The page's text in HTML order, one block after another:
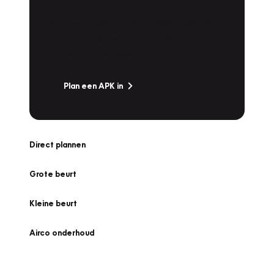
Plan een APK in
Direct plannen
Grote beurt
Kleine beurt
Airco onderhoud